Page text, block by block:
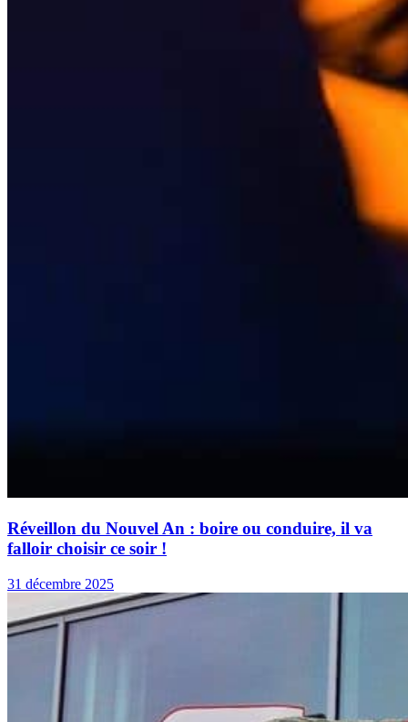
Réveillon du Nouvel An : boire ou conduire, il va
falloir choisir ce soir !
31 décembre 2025